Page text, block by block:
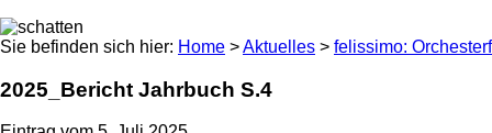
Sie befinden sich hier: Home >Aktuelles > felissimo:
2025_Bericht Jahrbuch S.4